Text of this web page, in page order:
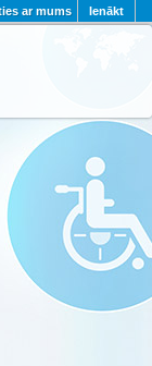
Ienākt
ar mums